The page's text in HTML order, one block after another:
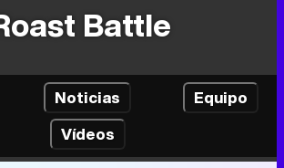
Battle
Noticias
Equipo
Vídeos